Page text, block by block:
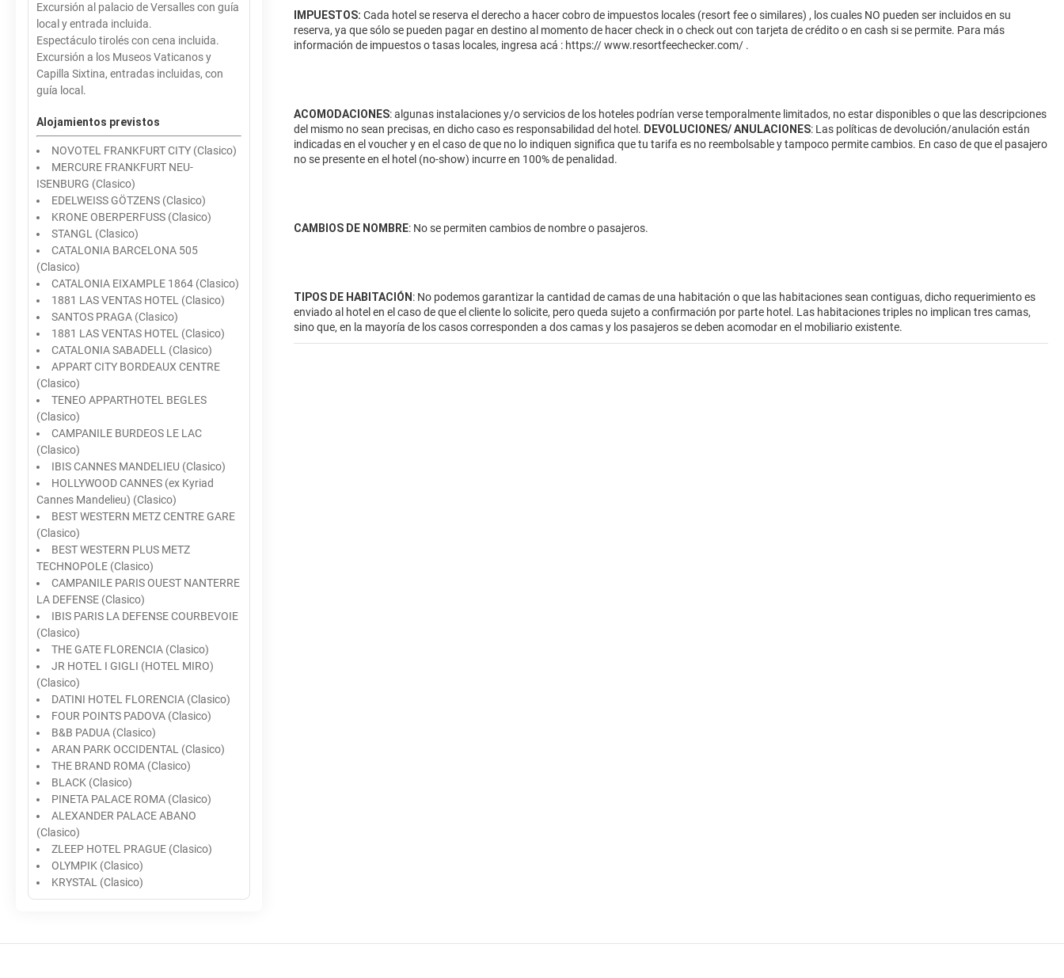
IMPUESTOS: Cada hotel se reserva el derecho a hacer cobro de impuestos locales (resort fee o similares) , los cuales NO pueden ser incluidos en su
reserva, ya que sólo se pueden pagar en destino al momento de hacer check in o check out con tarjeta de crédito o en cash si se permite. Para más
información de impuestos o tasas locales, ingresa acá : https:// www.resortfeechecker.com/ .
ACOMODACIONES: algunas instalaciones y/o servicios de los hoteles podrían verse temporalmente limitados, no estar disponibles o que las descripciones
del mismo no sean precisas, en dicho caso es responsabilidad del hotel. DEVOLUCIONES/ ANULACIONES: Las políticas de devolución/anulación están
indicadas en el voucher y en el caso de que no lo indiquen significa que tu tarifa es no reembolsable y tampoco permite cambios. En caso de que el pasajero
no se presente en el hotel (no-show) incurre en 100% de penalidad.
CAMBIOS DE NOMBRE: No se permiten cambios de nombre o pasajeros.
TIPOS DE HABITACIÓN : No podemos garantizar la cantidad de camas de una habitación o que las habitaciones sean contiguas, dicho requerimiento es
enviado al hotel en el caso de que el cliente lo solicite, pero queda sujeto a confirmación por parte hotel. Las habitaciones triples no implican tres camas,
sino que, en la mayoría de los casos corresponden a dos camas y los pasajeros se deben acomodar en el mobiliario existente.
Excursión al palacio de Versalles con guía
local y entrada incluida.
Espectáculo tirolés con cena incluida.
Excursión a los Museos Vaticanos y
Capilla Sixtina, entradas incluidas, con
guía local.
Alojamientos previstos
NOVOTEL FRANKFURT CITY (Clasico)
MERCURE FRANKFURT NEU-
ISENBURG (Clasico)
EDELWEISS GÖTZENS (Clasico)
KRONE OBERPERFUSS (Clasico)
STANGL (Clasico)
CATALONIA BARCELONA 505
(Clasico)
CATALONIA EIXAMPLE 1864 (Clasico)
1881 LAS VENTAS HOTEL (Clasico)
SANTOS PRAGA (Clasico)
1881 LAS VENTAS HOTEL (Clasico)
CATALONIA SABADELL (Clasico)
APPART CITY BORDEAUX CENTRE
(Clasico)
TENEO APPARTHOTEL BEGLES
(Clasico)
CAMPANILE BURDEOS LE LAC
(Clasico)
IBIS CANNES MANDELIEU (Clasico)
HOLLYWOOD CANNES (ex Kyriad
Cannes Mandelieu) (Clasico)
BEST WESTERN METZ CENTRE GARE
(Clasico)
BEST WESTERN PLUS METZ
TECHNOPOLE (Clasico)
CAMPANILE PARIS OUEST NANTERRE
LA DEFENSE (Clasico)
IBIS PARIS LA DEFENSE COURBEVOIE
(Clasico)
THE GATE FLORENCIA (Clasico)
JR HOTEL I GIGLI (HOTEL MIRO)
(Clasico)
DATINI HOTEL FLORENCIA (Clasico)
FOUR POINTS PADOVA (Clasico)
B&B PADUA (Clasico)
ARAN PARK OCCIDENTAL (Clasico)
THE BRAND ROMA (Clasico)
BLACK (Clasico)
PINETA PALACE ROMA (Clasico)
ALEXANDER PALACE ABANO
(Clasico)
ZLEEP HOTEL PRAGUE (Clasico)
OLYMPIK (Clasico)
KRYSTAL (Clasico)